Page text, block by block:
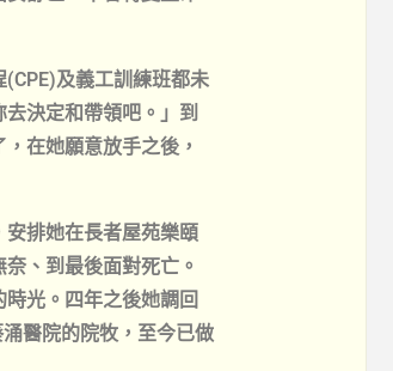
及義工訓練班都未
決定和帶領吧。」到
在她願意放手之後，
排她在長者屋苑樂頤
、到最後面對死亡。
光。四年之後她調回
醫院的院牧，至今已做